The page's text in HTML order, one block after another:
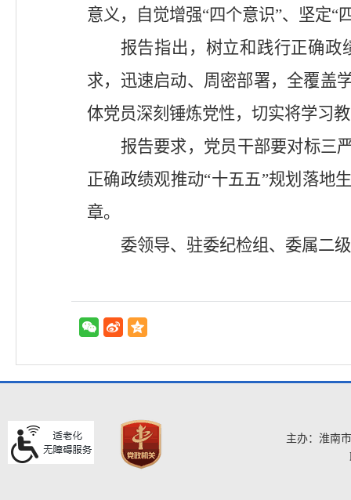
意义，自觉增强“四个意识”、坚定“
报告指出，树立和践行正确政
求，迅速启动、周密部署，全覆盖
体党员深刻锤炼党性，切实将学习
报告要求， 党员干部要对标三
正确政绩观推动“十五五”规划落地
章。
委领导、驻委纪检组、委属二
主办：淮南